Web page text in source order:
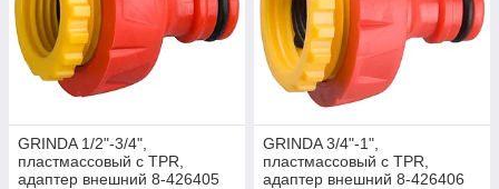
GRINDA 1/2"-3/4",
пластмассовый с TPR,
адаптер внешний 8-426405
GRINDA 3/4"-1",
пластмассовый с TPR,
адаптер внешний 8-426406